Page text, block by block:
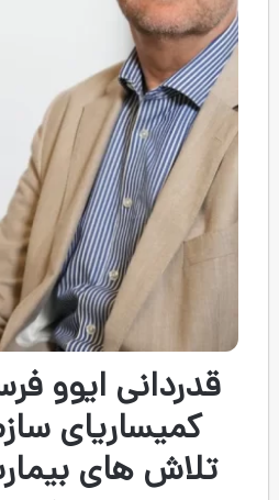
فرسین نماینده
سازمان ملل از
بیمارستان نیکان